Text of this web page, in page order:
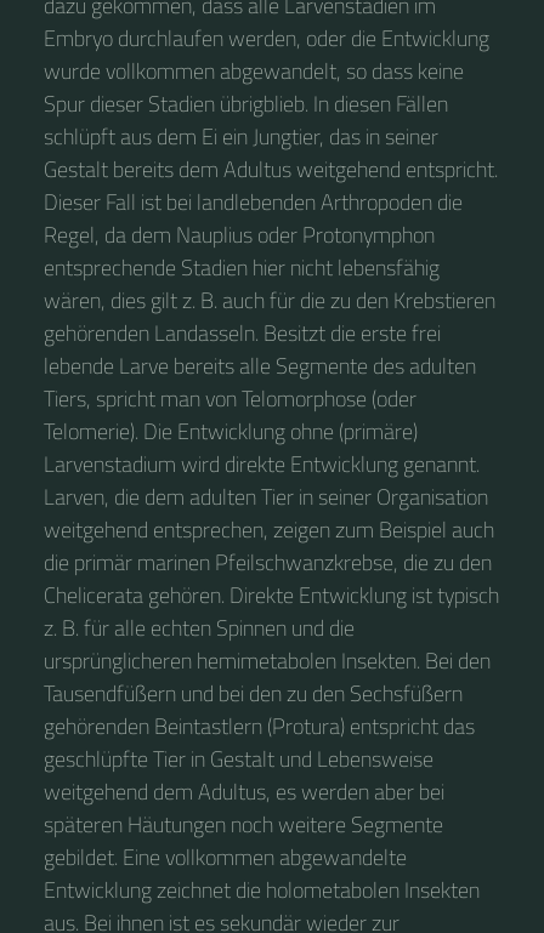
Embryo durchlaufen werden, oder die Entwicklung
wurde vollkommen abgewandelt, so dass keine
Spur dieser Stadien übrigblieb. In diesen Fällen
schlüpft aus dem Ei ein Jungtier, das in seiner
Gestalt bereits dem Adultus weitgehend entspricht.
Dieser Fall ist bei landlebenden Arthropoden die
Regel, da dem Nauplius oder Protonymphon
entsprechende Stadien hier nicht lebensfähig
wären, dies gilt z. B. auch für die zu den Krebstieren
gehörenden Landasseln. Besitzt die erste frei
lebende Larve bereits alle Segmente des adulten
Tiers, spricht man von Telomorphose (oder
Telomerie). Die Entwicklung ohne (primäre)
Larvenstadium wird direkte Entwicklung genannt.
Larven, die dem adulten Tier in seiner Organisation
weitgehend entsprechen, zeigen zum Beispiel auch
die primär marinen Pfeilschwanzkrebse, die zu den
Chelicerata gehören. Direkte Entwicklung ist typisch
z. B. für alle echten Spinnen und die
ursprünglicheren hemimetabolen Insekten. Bei den
Tausendfüßern und bei den zu den Sechsfüßern
gehörenden Beintastlern (Protura) entspricht das
geschlüpfte Tier in Gestalt und Lebensweise
weitgehend dem Adultus, es werden aber bei
späteren Häutungen noch weitere Segmente
gebildet. Eine vollkommen abgewandelte
Entwicklung zeichnet die holometabolen Insekten
aus. Bei ihnen ist es sekundär wieder zur